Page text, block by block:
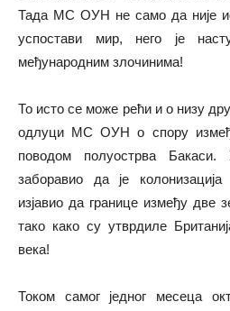
Тада МС ОУН не само да није
успостави мир, него је
међународним злочинима!
То исто се може рећи и о низу
одлуци МС ОУН о спору
поводом полуострва
заборавио да је
изјавио да границе између две
тако како су утврдиле
века!
Током самог једног месеца